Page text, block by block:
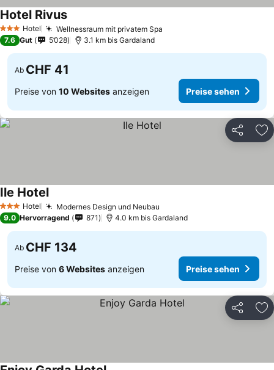
3 SterneHotel Wellnessraum mit privatem Spa
Hotel Rivus
7.6 Gut 5’028 3.1 km bis Gardaland
Ab CHF 41
Preise von 10 Websites anzeigen Preise sehen
Teilen
3 SterneHotel Modernes Design und Neubau
Ile Hotel
9.0 Hervorragend 871 4.0 km bis Gardaland
Ab CHF 134
Preise von 6 Websites anzeigen Preise sehen
Teilen